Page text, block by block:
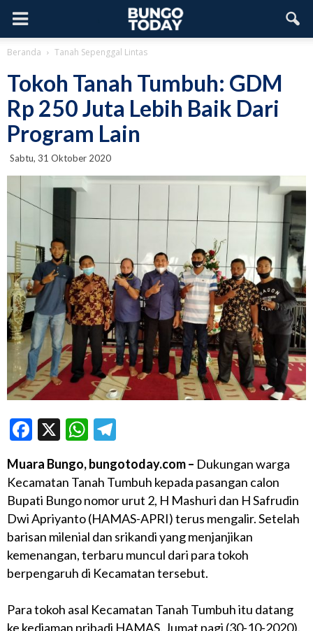
Beranda Tanah Sepenggal Lintas
Tokoh Tanah Tumbuh: GDM
Rp 250 Juta Lebih Baik Dari
Program Lain
Sabtu, 31 Oktober 2020
Facebook
X WhatsApp
Muara Bungo, bungotoday.com – Dukungan warga
Kecamatan Tanah Tumbuh kepada pasangan calon
Bupati Bungo nomor urut 2, H Mashuri dan H Safrudin
Dwi Apriyanto (HAMAS-APRI) terus mengalir. Setelah
barisan milenial dan srikandi yang menjanjikan
kemenangan, terbaru muncul dari para tokoh
berpengaruh di Kecamatan tersebut.
Para tokoh asal Kecamatan Tanah Tumbuh itu datang
ke kediaman pribadi HAMAS, Jumat pagi (30-10-2020).